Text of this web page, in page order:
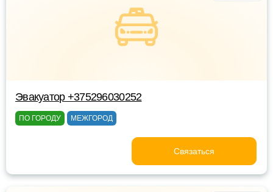
Эвакуатор +375296030252
ПО ГОРОДУ МЕЖГОРОД
Связаться